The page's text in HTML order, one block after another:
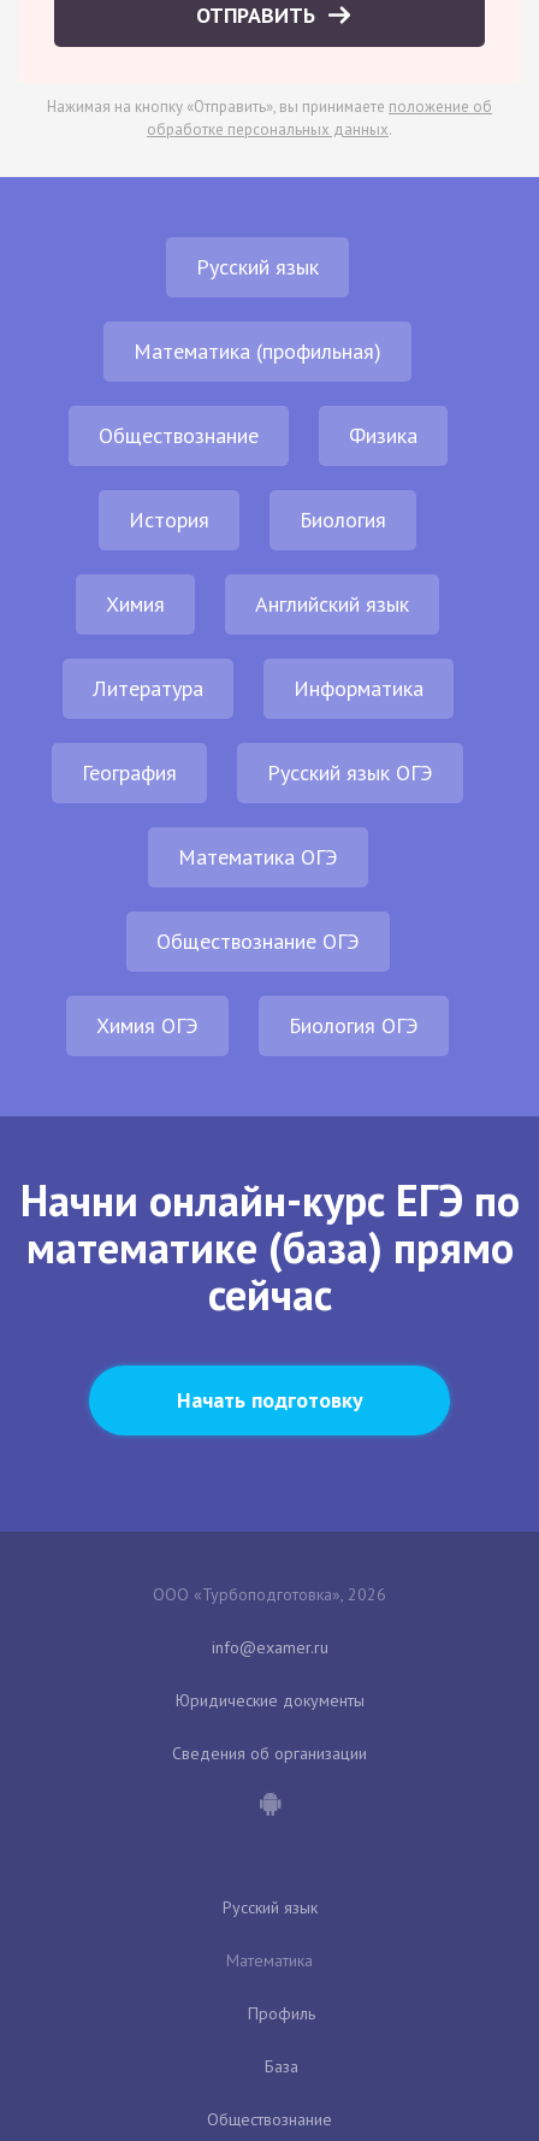
ОТПРАВИТЬ
Нажимая на кнопку «Отправить», вы принимаете положение об
обработке персональных данных.
Русский язык
Математика (профильная)
Обществознание Физика
История Биология
Химия Английский язык
Литература Информатика
География Русский язык ОГЭ
Математика ОГЭ
Обществознание ОГЭ
Химия ОГЭ Биология ОГЭ
Начни онлайн-курс ЕГЭ по
математике (база) прямо
сейчас
Начать подготовку
ООО «Турбоподготовка», 2026
Юридические документы
Сведения об организации
Русский язык
Математика
Профиль
База
Обществознание